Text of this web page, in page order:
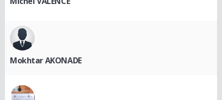
Mokhtar AKONADE